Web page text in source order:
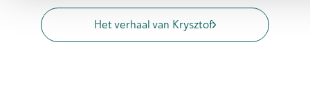
Het verhaal van Krysztof